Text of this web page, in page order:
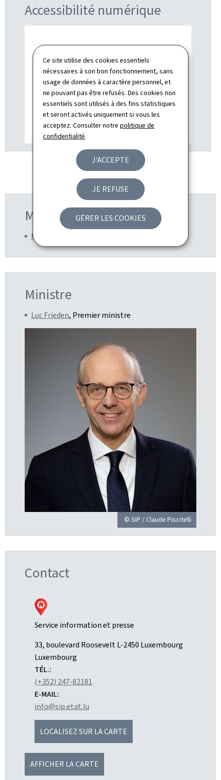
Ce site utilise des cookies essentiels
nécessaires à son bon fonctionnement, sans
usage de données à caractère personnel, et
ne pouvant pas être refusés. Des cookies non
essentiels sont utilisés à des fins statistiques
et seront activés uniquement si vous les
acceptez. Consulter notrepolitique de
confidentialité.
J'ACCEPTE
JE REFUSE
GÉRER LES COOKIES
Accessibilité numérique
Ministère de tutelle
Ministère d'État
Ministre
Luc Frieden, Premier ministre
© SIP / Claude Piscitelli
Contact
Service information et presse
ADRESSE
:
33, boulevard RooseveltL-2450 Luxembourg
Luxembourg
TÉL.:
(+352) 247-82181
E-MAIL:
info@sip.etat.lu
LOCALISEZ SUR LA CARTE
AFFICHER LA CARTE